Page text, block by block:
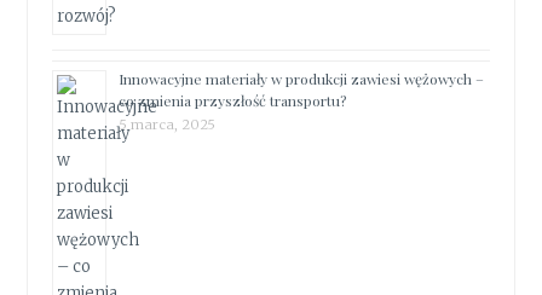
Innowacyjne materiały w produkcji zawiesi wężowych –
co zmienia przyszłość transportu?
5 marca, 2025